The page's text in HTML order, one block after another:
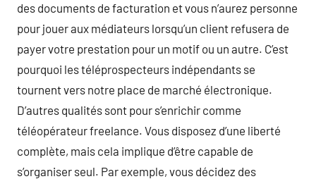
des documents de facturation et vous n’aurez personne
pour jouer aux médiateurs lorsqu’un client refusera de
payer votre prestation pour un motif ou un autre. C’est
pourquoi les téléprospecteurs indépendants se
tournent vers notre place de marché électronique.
D’autres qualités sont pour s’enrichir comme
téléopérateur freelance. Vous disposez d’une liberté
complète, mais cela implique d’être capable de
s’organiser seul. Par exemple, vous décidez des